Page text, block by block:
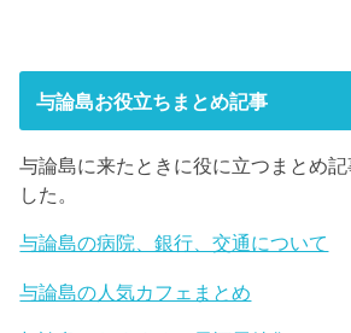
与論島お役立ちまとめ記事
与論島に来たときに役に立つまとめ
した。
与論島の病院、銀行、交通について
与論島の人気カフェまとめ